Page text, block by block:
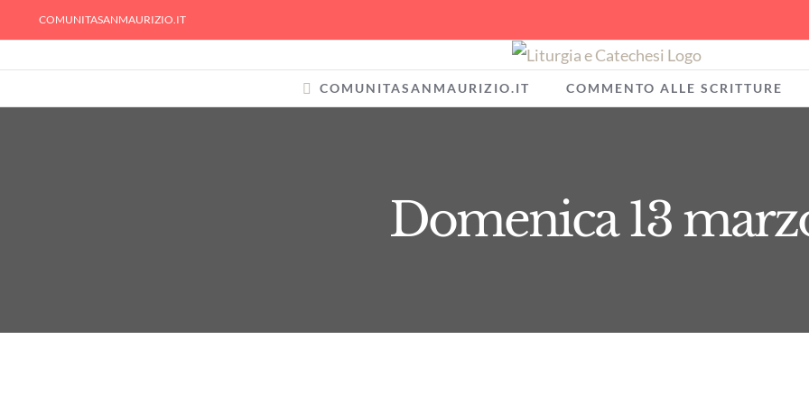
to
content
COMUNITASANMAURIZIO.IT
COMUNITASANMAURIZIO.IT COMMENTO ALLE SCRITTURE
Domenica 13